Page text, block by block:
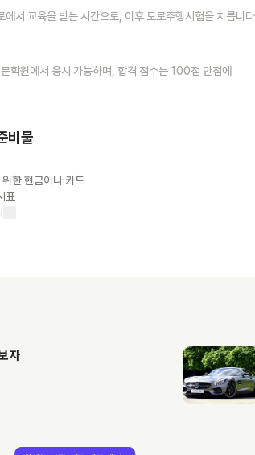
에서 교육을 받는 시간으로, 이후 도로주행시험을 치릅니
학원에서 응시 가능하며, 합격 점수는 100점 만점에
비물
한 현금이나 카드
표
자